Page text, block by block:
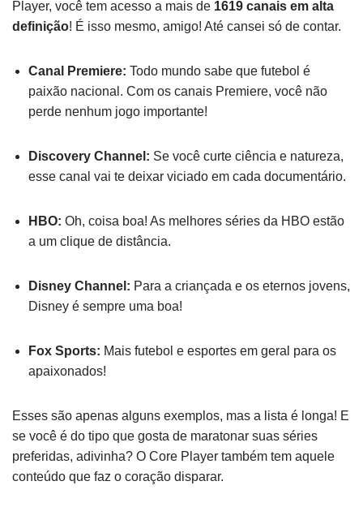
Player, você tem acesso a mais de 1619 canais em alta
definição! É isso mesmo, amigo! Até cansei só de contar.
Canal Premiere: Todo mundo sabe que futebol é
paixão nacional. Com os canais Premiere, você não
perde nenhum jogo importante!
Discovery Channel: Se você curte ciência e natureza,
esse canal vai te deixar viciado em cada documentário.
HBO: Oh, coisa boa! As melhores séries da HBO estão
a um clique de distância.
Disney Channel: Para a criançada e os eternos jovens,
Disney é sempre uma boa!
Fox Sports: Mais futebol e esportes em geral para os
apaixonados!
Esses são apenas alguns exemplos, mas a lista é longa! E
se você é do tipo que gosta de maratonar suas séries
preferidas, adivinha? O Core Player também tem aquele
conteúdo que faz o coração disparar.